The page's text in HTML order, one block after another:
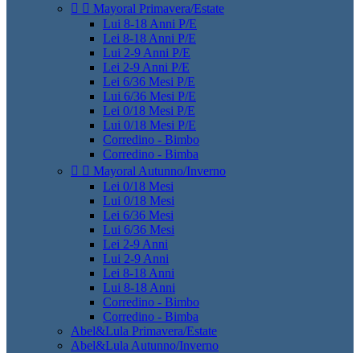
  Mayoral Primavera/Estate
Lui 8-18 Anni P/E
Lei 8-18 Anni P/E
Lui 2-9 Anni P/E
Lei 2-9 Anni P/E
Lei 6/36 Mesi P/E
Lui 6/36 Mesi P/E
Lei 0/18 Mesi P/E
Lui 0/18 Mesi P/E
Corredino - Bimbo
Corredino - Bimba
  Mayoral Autunno/Inverno
Lei 0/18 Mesi
Lui 0/18 Mesi
Lei 6/36 Mesi
Lui 6/36 Mesi
Lei 2-9 Anni
Lui 2-9 Anni
Lei 8-18 Anni
Lui 8-18 Anni
Corredino - Bimbo
Corredino - Bimba
Abel&Lula Primavera/Estate
Abel&Lula Autunno/Inverno